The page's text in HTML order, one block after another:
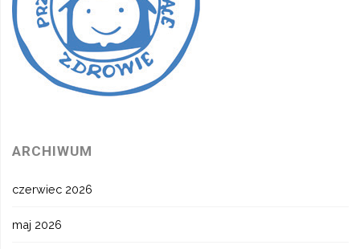
ARCHIWUM
czerwiec 2026
maj 2026